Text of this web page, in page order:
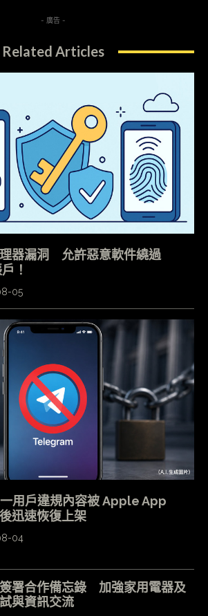
- 廣告 -
Related Articles
器漏洞 允許惡意軟件繞過
！
05
用戶違規內容被 Apple App
迅速恢復上架
04
署合作備忘錄 加強家用電器及
與資訊交流